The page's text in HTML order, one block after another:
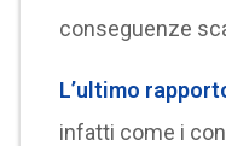
conseguenze
L’ultimo
infatti come i